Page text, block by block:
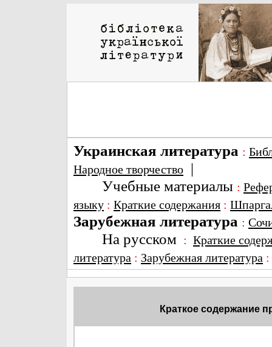
Украинская литература :
Народное творчество |
Учебные материалы :
языку : Краткие содержания :
Зарубежная литература :
На русском : Краткие
литература : Зарубежная литература
Краткое содержание